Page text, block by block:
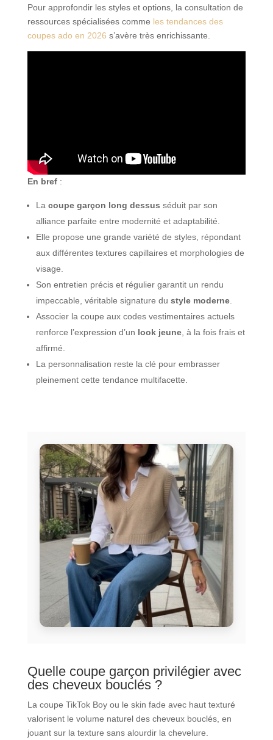
Pour approfondir les styles et options, la consultation de
ressources spécialisées comme les tendances des
coupes ado en 2026 s’avère très enrichissante.
En bref:
La coupe garçon long dessus séduit par son
alliance parfaite entre modernité et adaptabilité.
Elle propose une grande variété de styles, répondant
aux différentes textures capillaires et morphologies de
visage.
Son entretien précis et régulier garantit un rendu
impeccable, véritable signature du style moderne.
Associer la coupe aux codes vestimentaires actuels
renforce l’expression d’un look jeune, à la fois frais et
affirmé.
La personnalisation reste la clé pour embrasser
pleinement cette tendance multifacette.
Quelle coupe garçon privilégier avec
des cheveux bouclés ?
La coupe TikTok Boy ou le skin fade avec haut texturé
valorisent le volume naturel des cheveux bouclés, en
jouant sur la texture sans alourdir la chevelure.